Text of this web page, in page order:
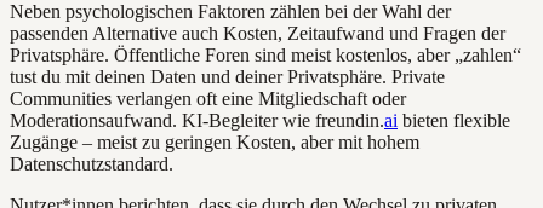
Neben psychologischen Faktoren zählen bei der Wahl der
passenden Alternative auch Kosten, Zeitaufwand und Fragen der
Privatsphäre. Öffentliche Foren sind meist kostenlos, aber „zahlen“
tust du mit deinen Daten und deiner Privatsphäre. Private
Communities verlangen oft eine Mitgliedschaft oder
Moderationsaufwand. KI-Begleiter wie freundin.ai bieten flexible
Zugänge – meist zu geringen Kosten, aber mit hohem
Datenschutzstandard.